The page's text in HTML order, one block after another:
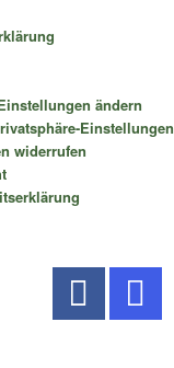
ändern
Einstellungen
widerrufen